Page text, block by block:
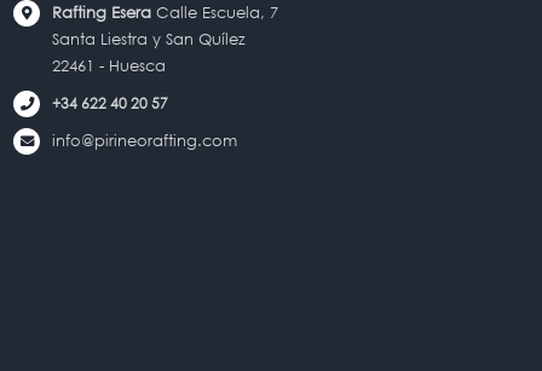
Rafting EseraCalle Escuela, 7
Santa Liestra y San Quílez
22461 - Huesca
+34 622 40 20 57
info@pirineorafting.com